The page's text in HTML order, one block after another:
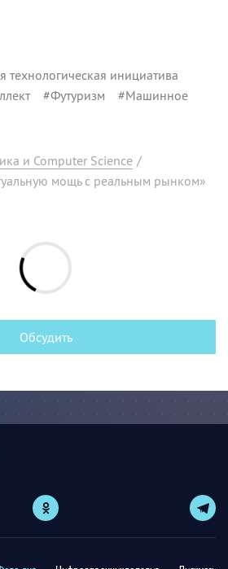
технологическая инициатива
#Футуризм #Машинное
и Computer Science /
мощь с реальным рынком»
Обсудить